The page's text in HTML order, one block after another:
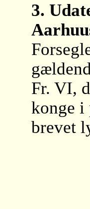
3.
Fr. VI,
konge i
brevet